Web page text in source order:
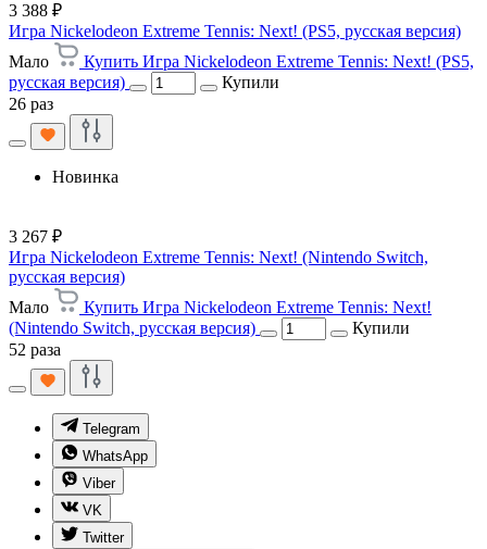
3 388 ₽
Игра Nickelodeon Extreme Tennis: Next! (PS5, русская версия)
Мало
Купить Игра Nickelodeon Extreme Tennis: Next! (PS5,
русская версия)
Купили
26 раз
Новинка
3 267 ₽
Игра Nickelodeon Extreme Tennis: Next! (Nintendo Switch,
русская версия)
Мало
Купить Игра Nickelodeon Extreme Tennis: Next!
(Nintendo Switch, русская версия)
Купили
52 раза
Telegram
WhatsApp
Viber
VK
Twitter